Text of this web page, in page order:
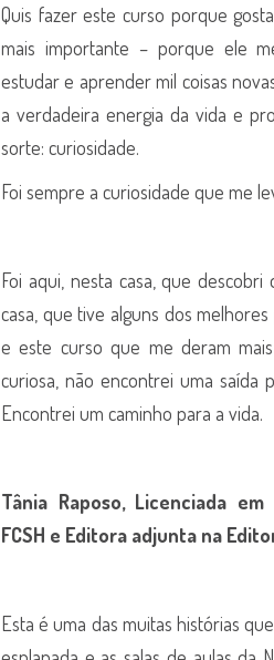
Quis fazer este curso porque
mais importante – porque ele
estudar e aprender mil coisas
a verdadeira energia da vida e
sorte: curiosidade.
Foi sempre a curiosidade que me
Foi aqui, nesta casa, que
casa, que tive alguns dos
e este curso que me deram
curiosa, não encontrei uma saída
Encontrei um caminho para a vida.
Tânia Raposo, Licenciada
FCSH e Editora adjunta na
Esta é uma das muitas histórias